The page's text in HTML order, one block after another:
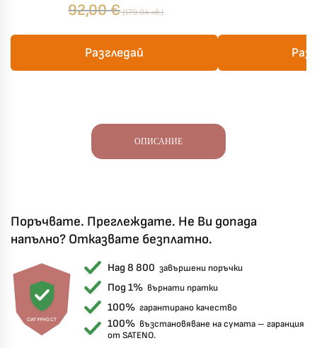
92,00€ (179.94 лв.)
Разгледай
ОПИСАНИЕ
Поръчвате. Преглеждате. Не Ви допада
напълно? Отказвате безплатно.
СИГУРНОСТ
Над 8 800 завършени поръчки
Под 1% върнати пратки
100% гарантирано качество
100% възстановяване на сумата – гаранция
от SATENO.